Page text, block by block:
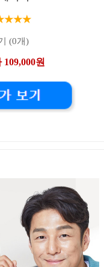
(0개)
109,000원